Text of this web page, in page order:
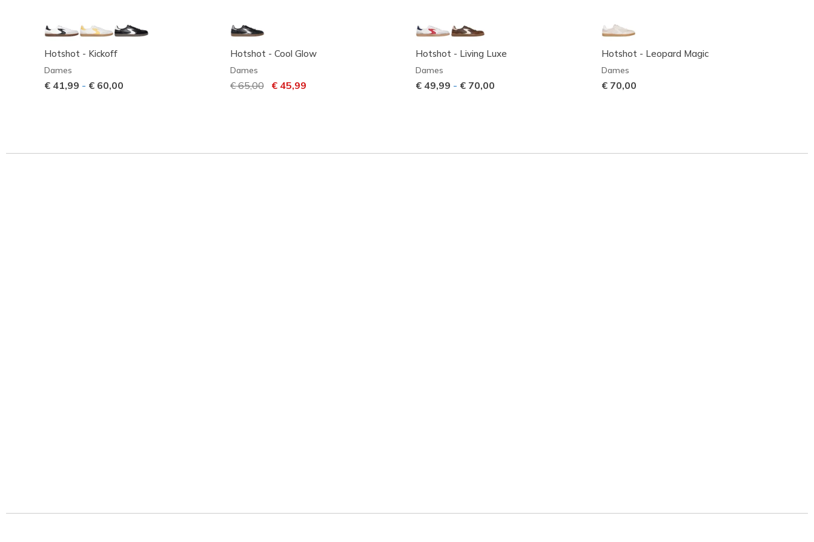
Hotshot - Kickoff
Dames
€ 41,99 - € 60,00
Hotshot - Cool Glow
Dames
Prijs verlaagd van
€ 65,00naar
€ 45,99
Hotshot - Living Luxe
Dames
€ 49,99 - € 70,00
Hotshot - Leopard Magic
Dames
€ 70,00